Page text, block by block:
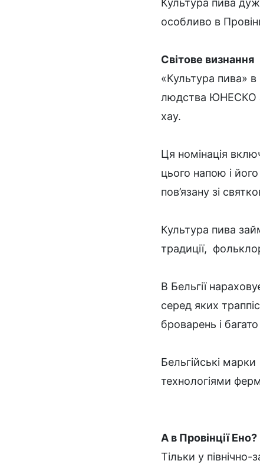
Культура пива
особливо в
Світове визнання
«Культура пива» в
людства ЮНЕСКО з
хау.
Ця номінація
цього напою і
пов’язану зі
Культура пива
традиції,
В Бельгії
серед яких
броварень і
Бельгійські
технологіями
А в Провінції Ено?
Тільки у північно-